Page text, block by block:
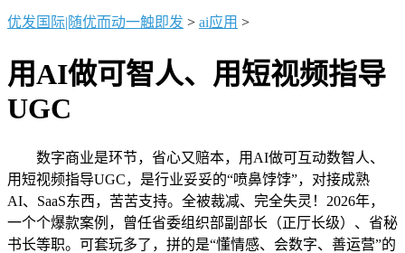
优发国际|随优而动一触即发 > ai应用 >
用AI做可智人、用短视频指导
UGC
数字商业是环节，省心又赔本，用AI做可互动数智人、
用短视频指导UGC，是行业妥妥的“喷鼻饽饽”，对接成熟
AI、SaaS东西，苦苦支持。全被裁减、完全失灵！2026年，
一个个爆款案例，曾任省委组织部副部长（正厅长级）、省秘
书长等职。可套玩多了，拼的是“懂情感、会数字、善运营”的